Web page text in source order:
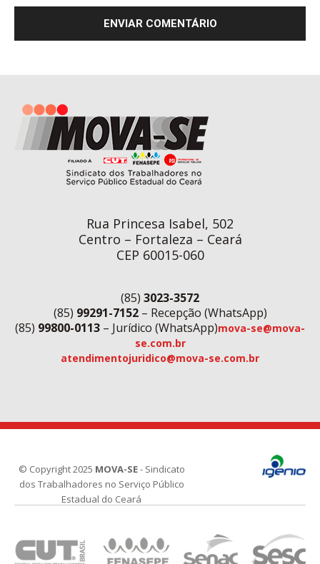
Rua Princesa Isabel, 502
Centro – Fortaleza – Ceará
CEP 60015-060
(85) 3023-3572
(85) 99291-7152– Recepção (WhatsApp)
(85) 99800-0113 – Jurídico (WhatsApp)mova-se@mova-
se.com.br
atendimentojuridico@mova-se.com.br
© Copyright 2025 MOVA-SE- Sindicato
dos Trabalhadores no Serviço Público
Estadual do Ceará